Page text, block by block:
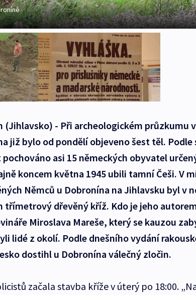
(Jihlavsko) - Při archeologickém průzkumu
již bylo od pondělí objeveno šest těl.
asi 15 německých obyvatel
koncem května 1945 ubili tamní Češi. V
Němců u Dobronína na Jihlavsku byl v
třímetrový dřevěný kříž. Kdo je jeho
Miroslava Mareše, který se kauzou
lidé z okolí. Podle dnešního vydání
dostihl u Dobronína válečný zločin.
začala stavba kříže v úterý po 18:00.